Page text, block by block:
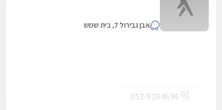
אבן גבירול 7, בית שמש